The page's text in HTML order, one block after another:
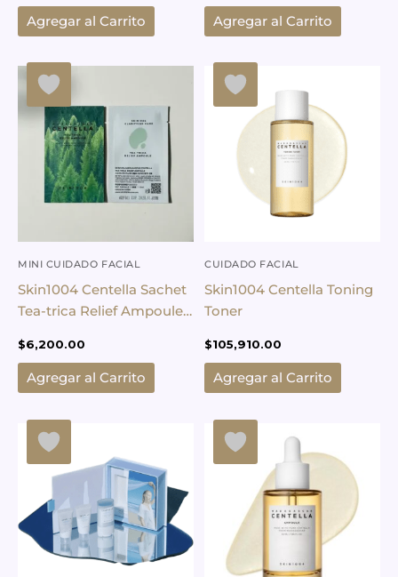
Agregar al Carrito Agregar al Carrito
MINI CUIDADO FACIAL
Skin1004 Centella Sachet
Tea-trica Relief Ampoule
$6,200.00
Agregar al Carrito
CUIDADO FACIAL
Skin1004 Centella Toning
Toner
$105,910.00
Agregar al Carrito